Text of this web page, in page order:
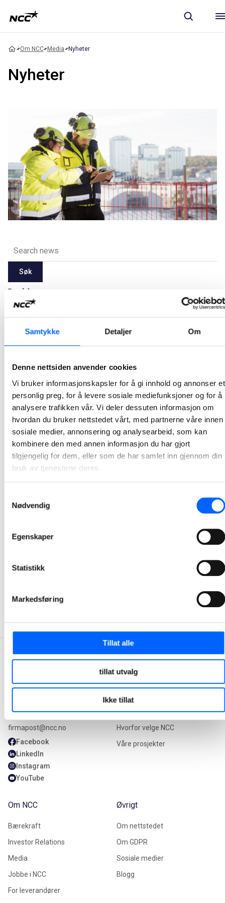
Samtykke Detaljer Om
Denne nettsiden anvender cookies
Vi bruker informasjonskapsler for å gi innhold og annonser et
personlig preg, for å levere sosiale mediefunksjoner og for å
analysere trafikken vår. Vi deler dessuten informasjon om
hvordan du bruker nettstedet vårt, med partnerne våre innen
sosiale medier, annonsering og analysearbeid, som kan
kombinere den med annen informasjon du har gjort
tilgjengelig for dem, eller som de har samlet inn gjennom din
bruk av tjenestene deres.
Nødvendig
Egenskaper
Statistikk
Markedsføring
Tillat alle
tillat utvalg
Ikke tillat
Om NCC Media Nyheter
Nyheter
Søk
Tøm felt
Alle Jan Feb Mar Apr May Jun Jul
Aug
Ikke noe resultat.
Manager, Media Relations Norway, NCC Group
Send epost
Kontakt oss
+47 22 98 68 00
firmapost@ncc.no
Facebook
LinkedIn
Instagram
YouTube
Våre tjenester
Våre tjenester
Hvorfor velge NCC
Våre prosjekter
Om NCC
Bærekraft
Investor Relations
Media
Jobbe i NCC
For leverandører
Øvrigt
Om nettstedet
Om GDPR
Sosiale medier
Blogg